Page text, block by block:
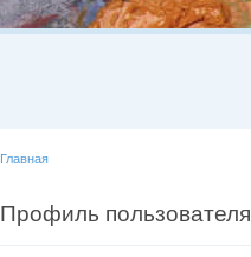
Главная
Профиль пользователя